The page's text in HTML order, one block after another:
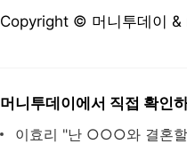
Copyright © 머니투데이 &
머니투데이에서 직접 확인